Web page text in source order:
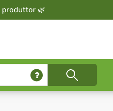
produttor 🌿